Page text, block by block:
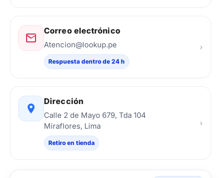
Correo electrónico
Atencion@lookup.pe
Respuesta dentro de 24 h
›
Dirección
Calle 2 de Mayo 679, Tda 104
Miraflores, Lima
Retiro en tienda
›